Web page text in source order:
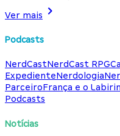
Ver mais
Podcasts
NerdCastNerdCast RPG
ExpedienteNerdologia
ParceiroFrança e o
Podcasts
Notícias